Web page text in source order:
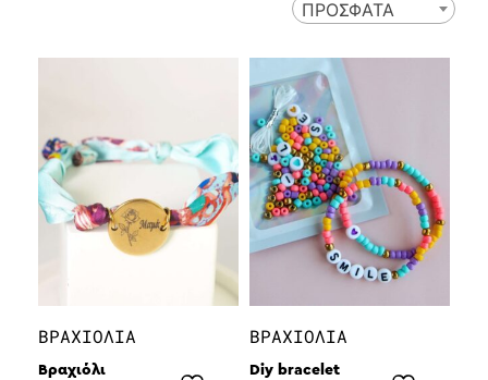
ΠΡΟΣΦΑΤΑ
ΒΡΑΧΙΌΛΙΑ
Βραχιόλι
ΒΡΑΧΙΌΛΙΑ
Diy bracelet